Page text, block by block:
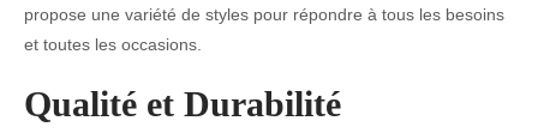
propose une variété de styles pour répondre à tous les besoins
et toutes les occasions.
Qualité et Durabilité